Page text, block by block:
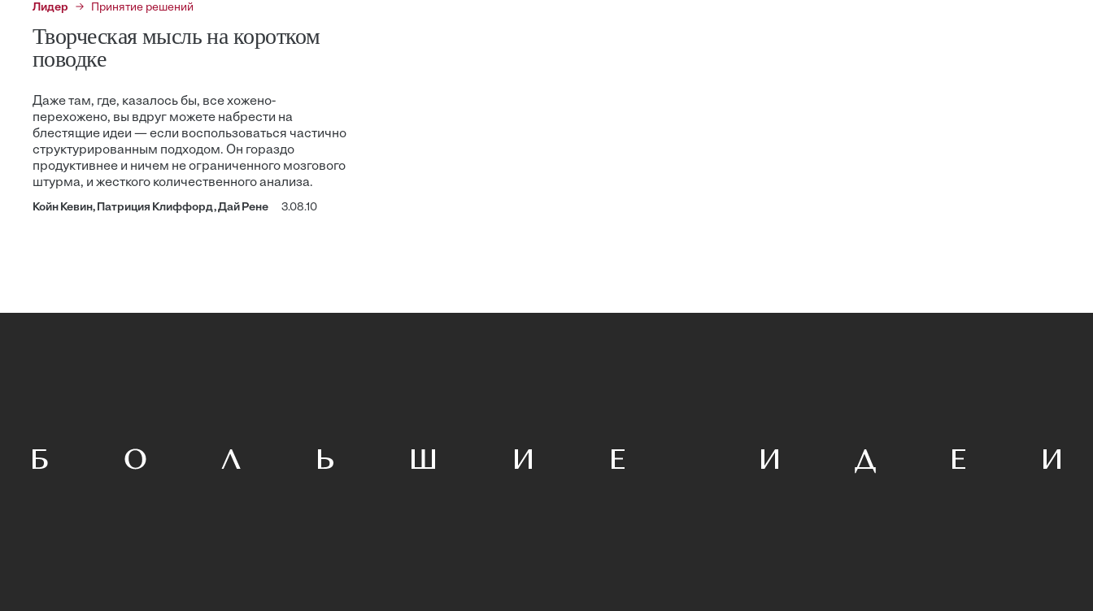
Лидер Принятие решений
Творческая мысль на коротком
поводке
Даже там, где, казалось бы, все хожено-
перехожено, вы вдруг можете набрести на
блестящие идеи — если воспользоваться частично
структурированным подходом. Он гораздо
продуктивнее и ничем не ограниченного мозгового
штурма, и жесткого количественного анализа.
Койн Кевин, Патриция Клиффорд, Дай Рене 3.08.10